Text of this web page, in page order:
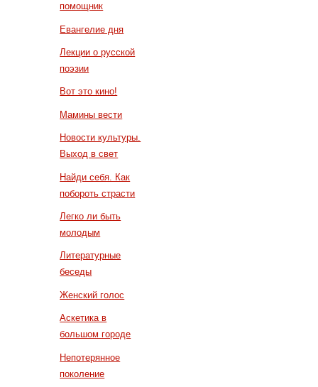
помощник
Евангелие дня
Лекции о русской
поэзии
Вот это кино!
Мамины вести
Новости культуры.
Выход в свет
Найди себя. Как
побороть страсти
Легко ли быть
молодым
Литературные
беседы
Женский голос
Аскетика в
большом городе
Непотерянное
поколение